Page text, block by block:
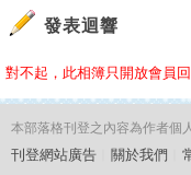
發表迴響
對不起，此相簿只開放會員
本部落格刊登之內容為作者個
刊登網站廣告 關於我們